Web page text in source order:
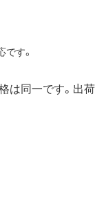
す。
格は同一です